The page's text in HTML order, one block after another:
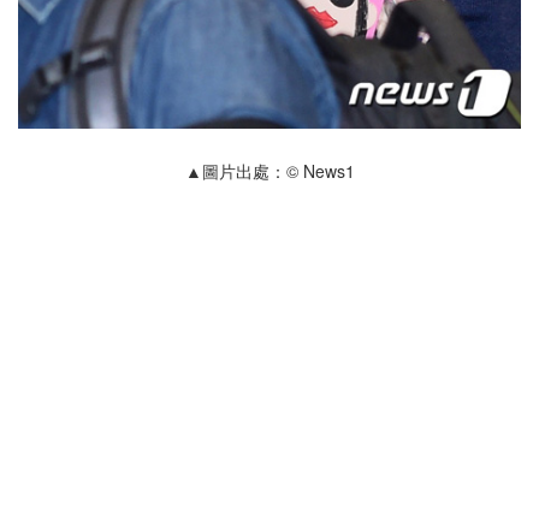
▲圖片出處：© News1